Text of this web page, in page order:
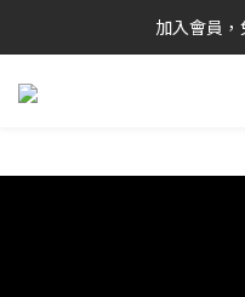
加入會員